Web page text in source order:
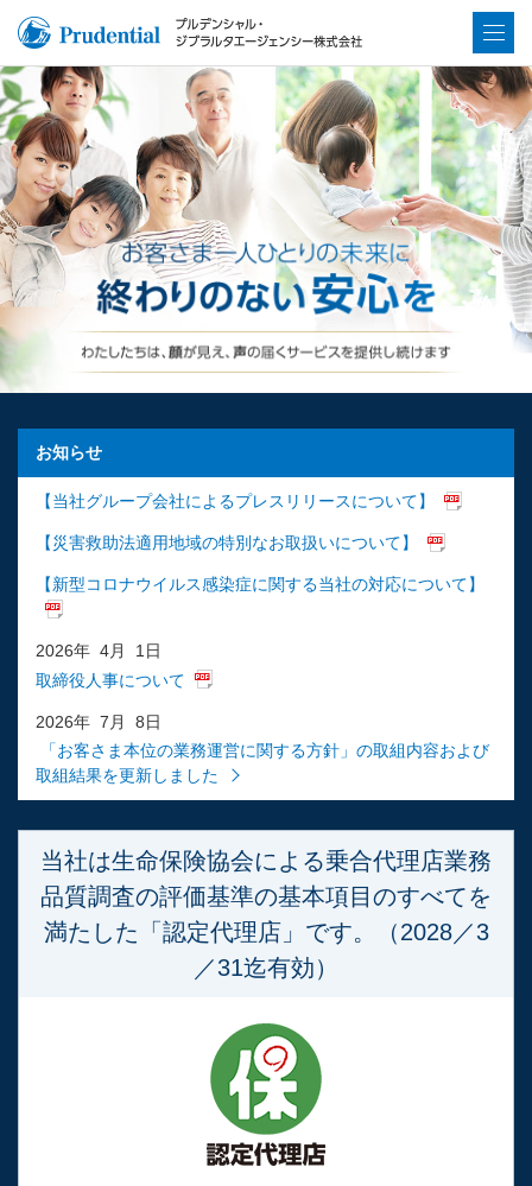
お知らせ
【当社グループ会社によるプレスリリースについて】
【災害救助法適用地域の特別なお取扱いについて】
【新型コロナウイルス感染症に関する当社の対応について】
2026年 4月 1日
取締役人事について
2026年 7月 8日
「お客さま本位の業務運営に関する方針」の取組内容および
取組結果を更新しました
当社は生命保険協会による乗合代理店業務
品質調査の評価基準の基本項目のすべてを
満たした「認定代理店」です。（2028／3
／31迄有効）